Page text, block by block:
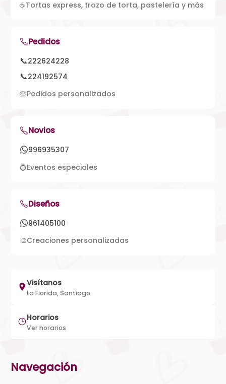
☕Tortas express, trozo de torta, pastelería y más
Pedidos
📞222624228
📞224192574
🎂Pedidos personalizados
Novios
996935307
💍Eventos especiales
Diseños
961405100
🎨Creaciones personalizadas
Visítanos
La Florida, Santiago
Horarios
Ver horarios
Navegación